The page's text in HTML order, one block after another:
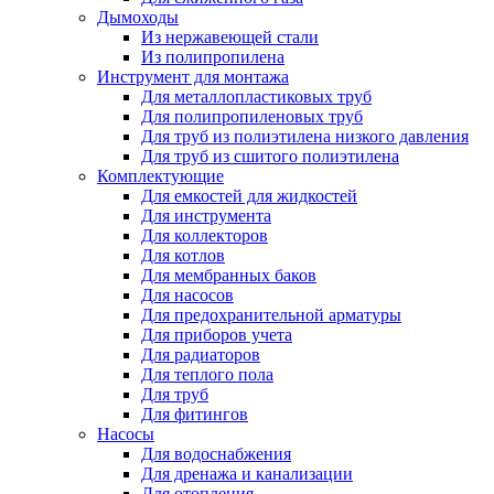
Дымоходы
Из нержавеющей стали
Из полипропилена
Инструмент для монтажа
Для металлопластиковых труб
Для полипропиленовых труб
Для труб из полиэтилена низкого давления
Для труб из сшитого полиэтилена
Комплектующие
Для емкостей для жидкостей
Для инструмента
Для коллекторов
Для котлов
Для мембранных баков
Для насосов
Для предохранительной арматуры
Для приборов учета
Для радиаторов
Для теплого пола
Для труб
Для фитингов
Насосы
Для водоснабжения
Для дренажа и канализации